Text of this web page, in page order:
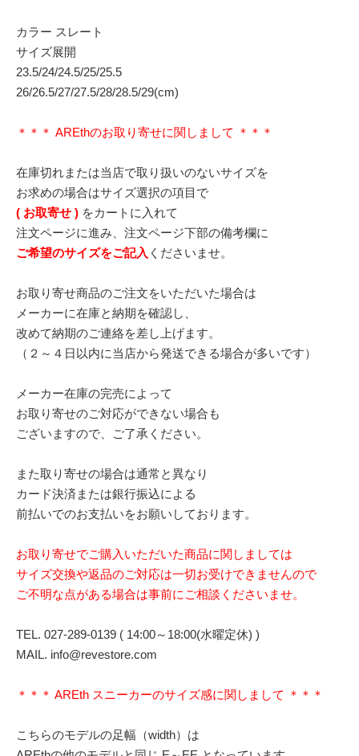
カラー スレート
サイズ展開
23.5/24/24.5/25/25.5
26/26.5/27/27.5/28/28.5/29(cm)
＊＊＊ AREthのお取り寄せに関しまして ＊＊＊
在庫切れまたは当店で取り扱いのないサイズを
お求めの場合はサイズ選択の項目で
( お取寄せ ) をカートに入れて
注文ページに進み、注文ページ下部の備考欄に
ご希望のサイズをご記入 くださいませ。
お取り寄せ商品のご注文をいただいた場合は
メーカーに在庫と納期を確認し、
改めて納期のご連絡を差し上げます。
（２～４日以内に当店から発送できる場合が多いです）
メーカー在庫の完売によって
お取り寄せのご対応ができない場合も
ございますので、ご了承ください。
また取り寄せの場合は通常と異なり
カード決済または銀行振込による
前払いでのお支払いをお願いしております。
お取り寄せでご購入いただいた商品に関しましては
サイズ交換や返品のご対応は一切お受けできませんので
ご不明な点がある場合は事前にご相談くださいませ。
TEL. 027-289-0139 ( 14:00～18:00(水曜定休) )
MAIL. info@revestore.com
＊＊＊ AREth スニーカーのサイズ感に関しまして ＊＊＊
こちらのモデルの足幅（width）は